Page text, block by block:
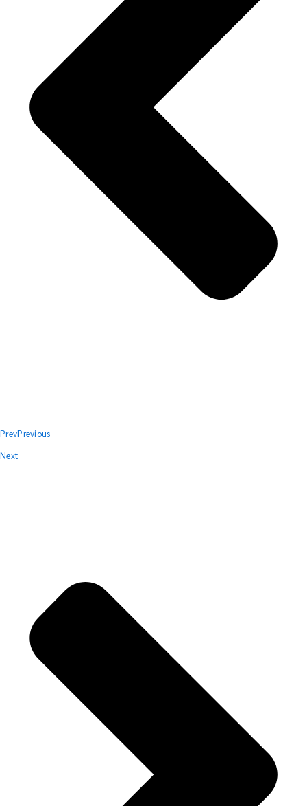
PrevPrevious
Next